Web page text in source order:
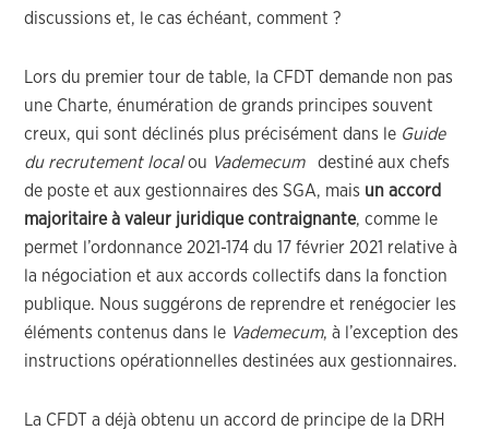
discussions et, le cas échéant, comment ?
Lors du premier tour de table, la CFDT demande non pas
une Charte, énumération de grands principes souvent
creux, qui sont déclinés plus précisément dans le Guide
du recrutement localou Vademecum
destiné aux chefs
de poste et aux gestionnaires des SGA, mais un accord
majoritaire à valeur juridique contraignante, comme le
permet l’ordonnance 2021-174 du 17 février 2021 relative à
la négociation et aux accords collectifs dans la fonction
publique. Nous suggérons de reprendre et renégocier les
éléments contenus dans le Vademecum, à l’exception des
instructions opérationnelles destinées aux gestionnaires.
La CFDT a déjà obtenu un accord de principe de la DRH